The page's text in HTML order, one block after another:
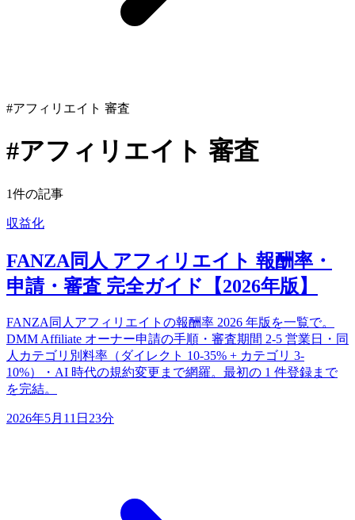
#アフィリエイト 審査
#アフィリエイト 審査
1件の記事
収益化
FANZA同人 アフィリエイト 報酬率・
申請・審査 完全ガイド【2026年版】
FANZA同人アフィリエイトの報酬率 2026 年版を一覧で。
DMM Affiliate オーナー申請の手順・審査期間 2-5 営業日・同
人カテゴリ別料率（ダイレクト 10-35% + カテゴリ 3-
10%）・AI 時代の規約変更まで網羅。最初の 1 件登録まで
を完結。
2026年5月11日 23分